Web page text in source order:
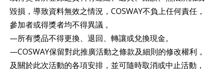
毀損，導致資料無效之情況，COSWAY不負上任何責任，
參加者或得獎者均不得異議 。
—所有獎品不得更換、退回、轉讓或兌換現金。
—COSWAY保留對此推廣活動之條款及細則的修改權利，
及關於此次活動的各項安排，並可隨時取消或中止活動，